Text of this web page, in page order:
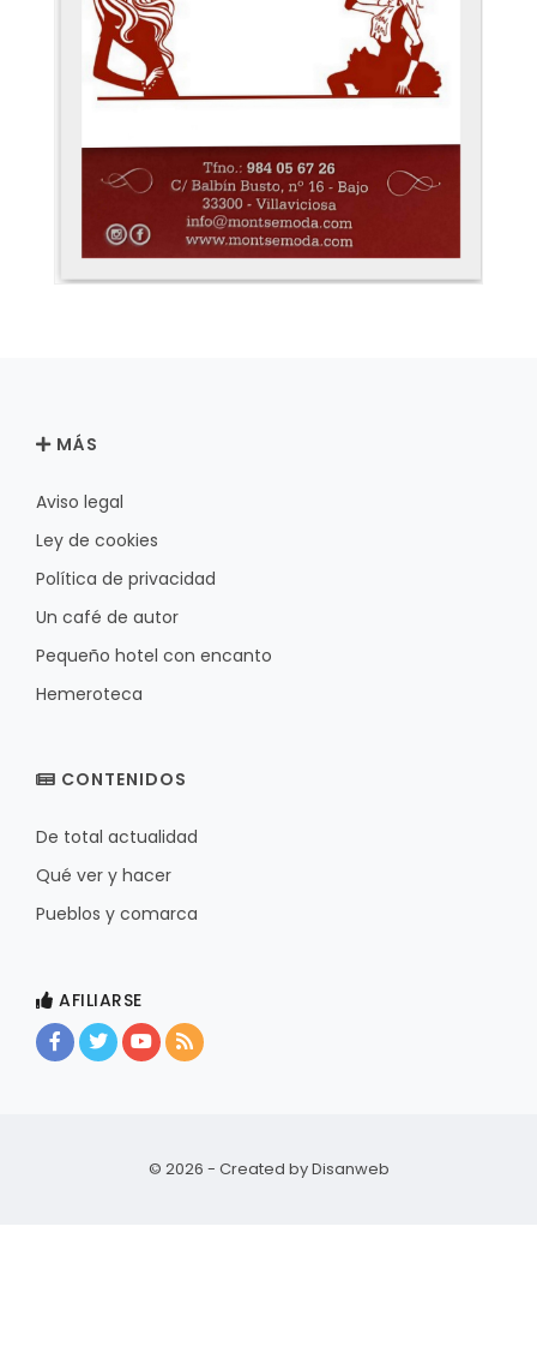
MÁS
Aviso legal
Ley de cookies
Política de privacidad
Un café de autor
Pequeño hotel con encanto
Hemeroteca
CONTENIDOS
De total actualidad
Qué ver y hacer
Pueblos y comarca
AFILIARSE
© 2026 - Created byDisanweb